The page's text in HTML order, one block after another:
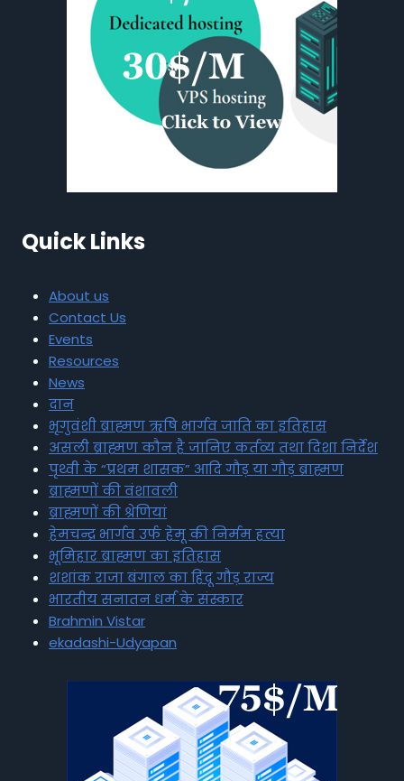
Quick Links
About us
Contact Us
Events
Resources
News
दान
भृगुवंशी ब्राह्मण ऋषि भार्गव जाति का इतिहास
असली ब्राह्मण कौन है जानिए कर्तव्य तथा दिशा निर्देश
पृथ्वी के “प्रथम शासक” आदि गौड़ या गौड़ ब्राह्मण
ब्राह्मणों की वंशावली
ब्राह्मणों की श्रेणियां
हेमचन्द्र भार्गव उर्फ हेमू की निर्मम हत्या
भूमिहार ब्राह्मण का इतिहास
शशांक राजा बंगाल का हिंदू गौड़ राज्य
भारतीय सनातन धर्म के संस्कार
Brahmin Vistar
ekadashi-Udyapan